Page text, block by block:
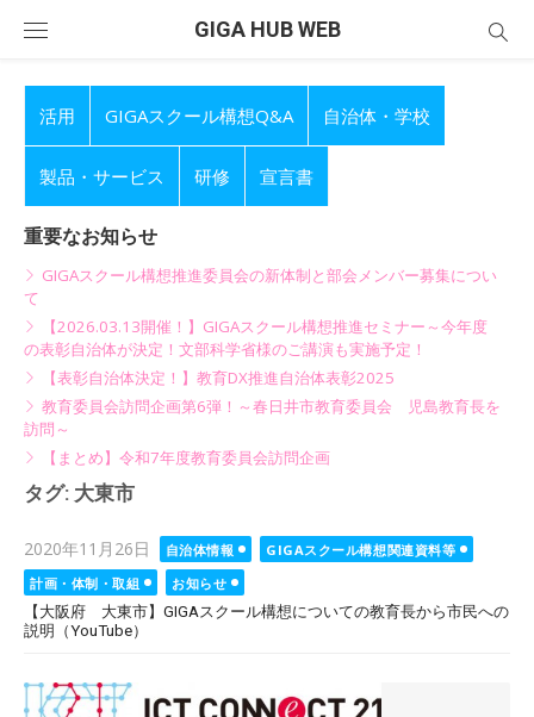
GIGA HUB WEB
活用 GIGAスクール構想Q&A 自治体・学校
製品・サービス 研修 宣言書
重要なお知らせ
GIGAスクール構想推進委員会の新体制と部会メンバー募集につい
て
【2026.03.13開催！】GIGAスクール構想推進セミナー～今年度
の表彰自治体が決定！文部科学省様のご講演も実施予定！
【表彰自治体決定！】教育DX推進自治体表彰2025
教育委員会訪問企画第6弾！～春日井市教育委員会 児島教育長を
訪問～
【まとめ】令和7年度教育委員会訪問企画
タグ: 大東市
Posted
on
2020年11月26日 自治体情報
GIGAスクール構想関連資料等
計画・体制・取組
お知らせ
【大阪府 大東市】GIGAスクール構想についての教育長から市民への
説明（YouTube）